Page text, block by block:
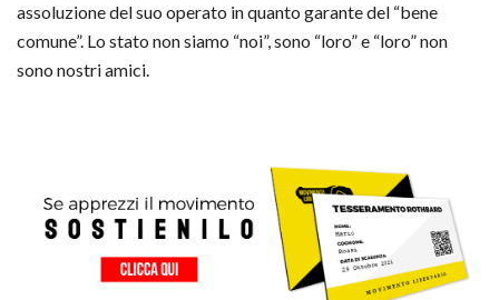
assoluzione del suo operato in quanto garante del “bene
comune”. Lo stato non siamo “noi”, sono “loro” e “loro” non
sono nostri amici.